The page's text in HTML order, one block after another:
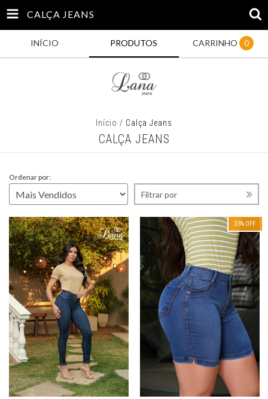
CALÇA JEANS
INÍCIO PRODUTOS CARRINHO 0
Início / Calça Jeans
CALÇA JEANS
Ordenar por:
Filtrar por
35% OFF